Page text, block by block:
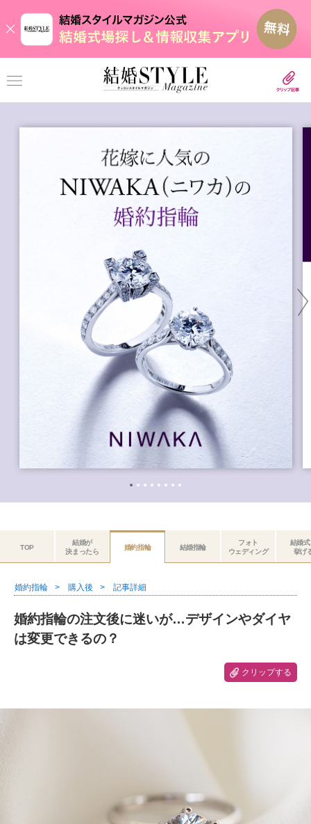
TOP
結婚が
決まったら
婚約指輪 結婚指輪
フォト
ウェディング
結婚
挙げ
婚約指輪 購入後 記事詳細
婚約指輪の注文後に迷いが…デザインやダイヤ
は変更できるの？
クリップする